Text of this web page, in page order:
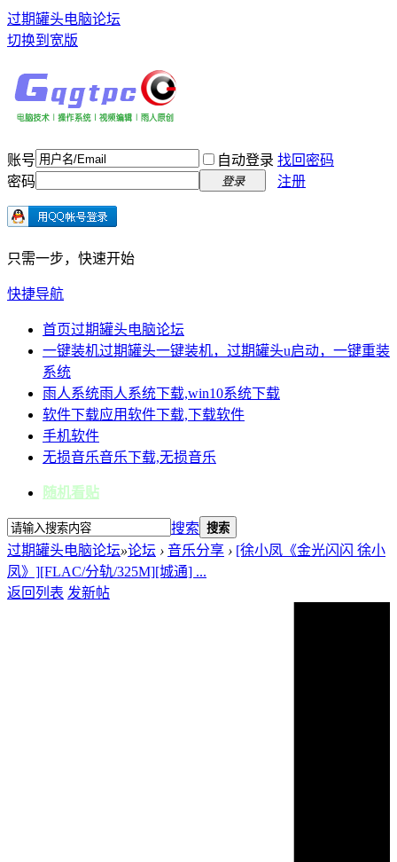
过期罐头电脑论坛
切换到宽版
账号 自动登录 找回密码
密码
登录 注册
只需一步，快速开始
快捷导航
首页过期罐头电脑论坛
一键装机过期罐头一键装机，过期罐头u启动，一键重装
系统
雨人系统雨人系统下载,win10系统下载
软件下载应用软件下载,下载软件
手机软件
无损音乐音乐下载,无损音乐
随机看贴
搜索 搜索
过期罐头电脑论坛»论坛 › 音乐分享 › [徐小凤《金光闪闪 徐小
凤》][FLAC/分轨/325M][城通] ...
返回列表 发新帖